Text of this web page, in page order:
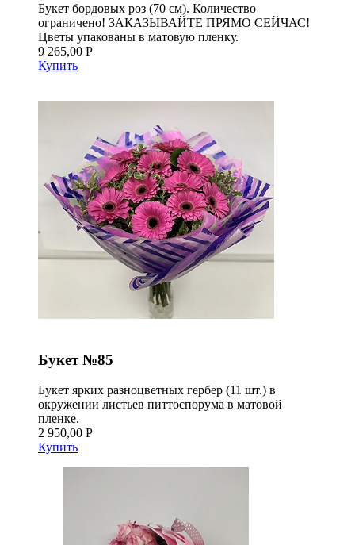
Букет бордовых роз (70 см). Количество
ограничено! ЗАКАЗЫВАЙТЕ ПРЯМО СЕЙЧАС!
Цветы упакованы в матовую пленку.
9 265,00 Р
Купить
Букет №85
Букет ярких разноцветных гербер (11 шт.) в
окружении листьев питтоспорума в матовой
пленке.
2 950,00 Р
Купить